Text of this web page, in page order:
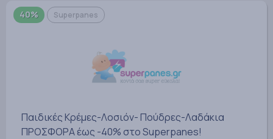
40% Superpanes
Παιδικές Κρέμες-Λοσιόν- Πούδρες-Λαδάκια
ΠΡΟΣΦΟΡΑ έως -40% στο Superpanes!